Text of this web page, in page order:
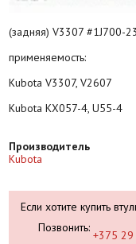
(задняя) V3307 #1J700-
применяемость:
Kubota V3307, V2607
Kubota KX057-4, U55-4
Производитель
Kubota
Если хотите купить
Позвонить:
+375